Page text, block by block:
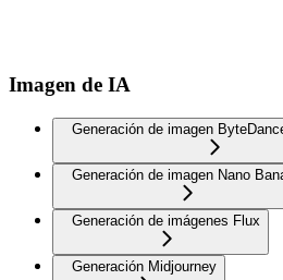
Imagen de IA
Generación de imagen
Generación de imagen Nano
Generación de imágenes Flux
Generación Midjourney